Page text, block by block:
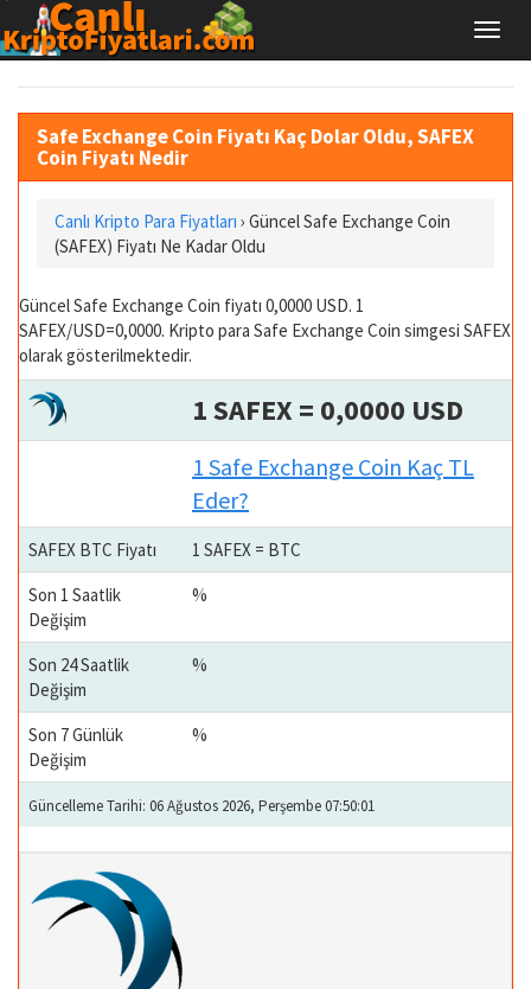
Safe Exchange Coin Fiyatı Kaç Dolar Oldu, SAFEX
Coin Fiyatı Nedir
Canlı Kripto Para Fiyatları › Güncel Safe Exchange Coin
(SAFEX) Fiyatı Ne Kadar Oldu
Güncel Safe Exchange Coin fiyatı 0,0000 USD. 1
SAFEX/USD=0,0000. Kripto para Safe Exchange Coin simgesi SAFEX
olarak gösterilmektedir.
1 SAFEX = 0,0000 USD
1 Safe Exchange Coin Kaç TL
Eder?
SAFEX BTC Fiyatı
1 SAFEX = BTC
Son 1 Saatlik
Değişim
%
Son 24 Saatlik
Değişim
%
Son 7 Günlük
Değişim
%
Güncelleme Tarihi: 06 Ağustos 2026, Perşembe 07:50:01